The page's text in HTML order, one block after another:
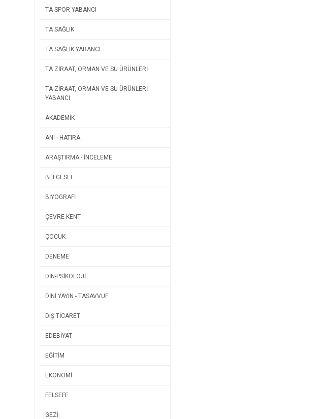
TA SPOR YABANCI
TA SAĞLIK
TA SAĞLIK YABANCI
TA ZİRAAT, ORMAN VE SU ÜRÜNLERİ
TA ZİRAAT, ORMAN VE SU ÜRÜNLERİ
YABANCI
AKADEMİK
ANI - HATIRA
ARAŞTIRMA - İNCELEME
BELGESEL
BİYOGRAFİ
ÇEVRE KENT
ÇOCUK
DENEME
DİN-PSİKOLOJİ
DİNİ YAYIN - TASAVVUF
DIŞ TİCARET
EDEBİYAT
EĞİTİM
EKONOMİ
FELSEFE
GEZİ